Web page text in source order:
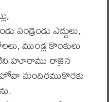
పండ్రెండు ఎద్దులు,
ముండ్ల కొంకులు
హూరాము రాజైన
మందిరముకొరకు